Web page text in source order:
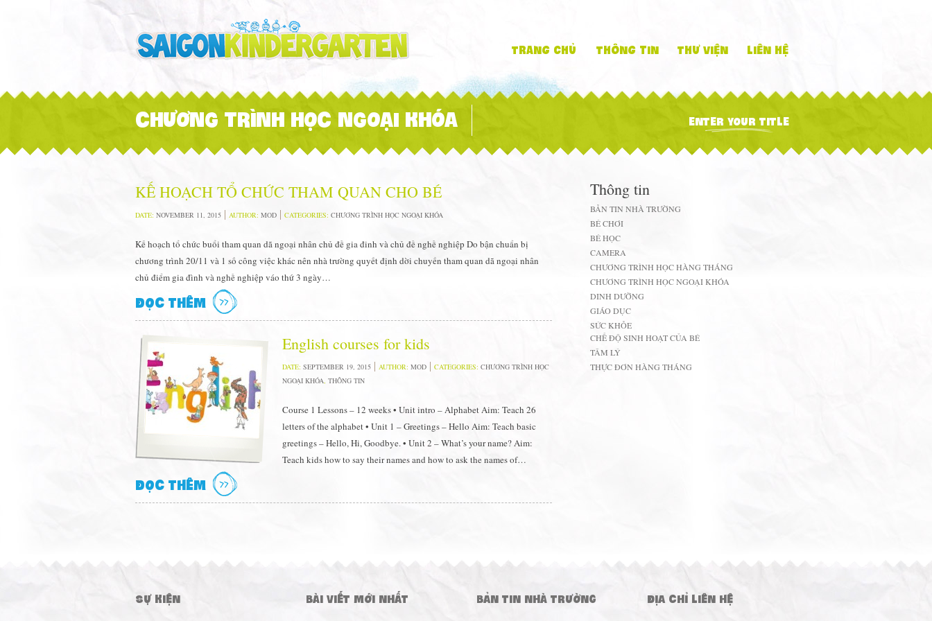
Trang chủ Thông tin Thư viện Liên hệ
CHƯƠNG TRÌNH HỌC NGOẠI KHÓA ENTER YOUR TITLE
KẾ HOẠCH TỔ CHỨC THAM QUAN CHO BÉ
DATE: NOVEMBER 11, 2015 AUTHOR: MOD CATEGORIES: CHƯƠNG TRÌNH HỌC NGOẠI KHÓA
Kế hoạch tổ chức buổi tham quan dã ngoại nhân chủ đề gia đinh và chủ đề nghề nghiệp Do bận chuẩn bị
chương trình 20/11 và 1 số công việc khác nên nhà trường quyết định dời chuyến tham quan dã ngoại nhân
chủ điểm gia đình và nghề nghiệp váo thứ 3 ngày…
ĐỌC THÊM
English courses for kids
DATE: SEPTEMBER 19, 2015 AUTHOR: MOD CATEGORIES: CHƯƠNG TRÌNH HỌC
NGOẠI KHÓA, THÔNG TIN
Course 1 Lessons – 12 weeks • Unit intro – Alphabet Aim: Teach 26
letters of the alphabet • Unit 1 – Greetings – Hello Aim: Teach basic
greetings – Hello, Hi, Goodbye. • Unit 2 – What’s your name? Aim:
Teach kids how to say their names and how to ask the names of…
ĐỌC THÊM
Thông tin
BẢN TIN NHÀ TRƯỜNG
BÉ CHƠI
BÉ HỌC
CAMERA
CHƯƠNG TRÌNH HỌC HÀNG THÁNG
CHƯƠNG TRÌNH HỌC NGOẠI KHÓA
DINH DƯỠNG
GIÁO DỤC
SỨC KHỎE
CHẾ ĐỘ SINH HOẠT CỦA BÉ
TÂM LÝ
THỰC ĐƠN HÀNG THÁNG
SỰ KIỆN BÀI VIẾT MỚI NHẤT BẢN TIN NHÀ TRƯỜNG ĐỊA CHỈ LIÊN HỆ